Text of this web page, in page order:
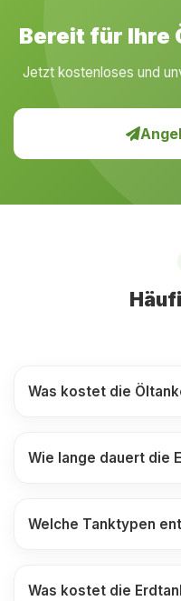
Bereit für Ihre
Jetzt kostenloses und
Was kostet die
Wie lange dauert die
Welche Tanktypen
Was kostet die